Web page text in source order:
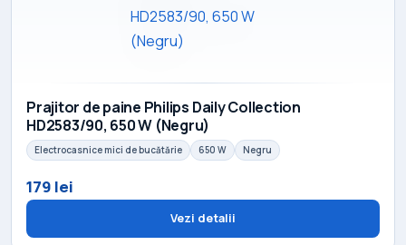
Prajitor de paine Philips Daily Collection
HD2583/90, 650 W (Negru)
Electrocasnice mici de bucătărie 650 W Negru
179 lei
Vezi detalii